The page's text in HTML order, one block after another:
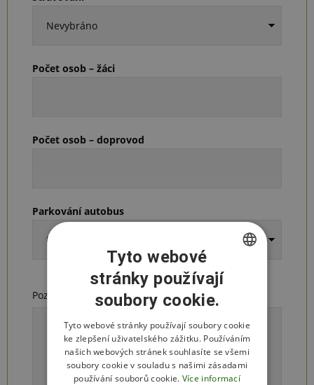
Počet osob – žáci
Počet osob – doprovod
Parkování autobus
Poznámka, komentář
CZECH
ENGLISH
POLISH
Tyto webové
stránky používají
soubory cookie.
Tyto webové stránky používají soubory cookie
ke zlepšení uživatelského zážitku. Používáním
našich webových stránek souhlasíte se všemi
soubory cookie v souladu s našimi zásadami
používání souborů cookie. Více informací